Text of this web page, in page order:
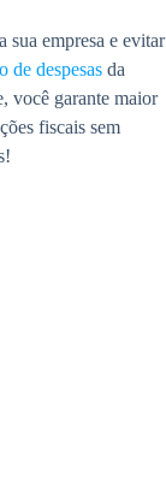
sua empresa e evitar
de despesas da
você garante maior
fiscais sem